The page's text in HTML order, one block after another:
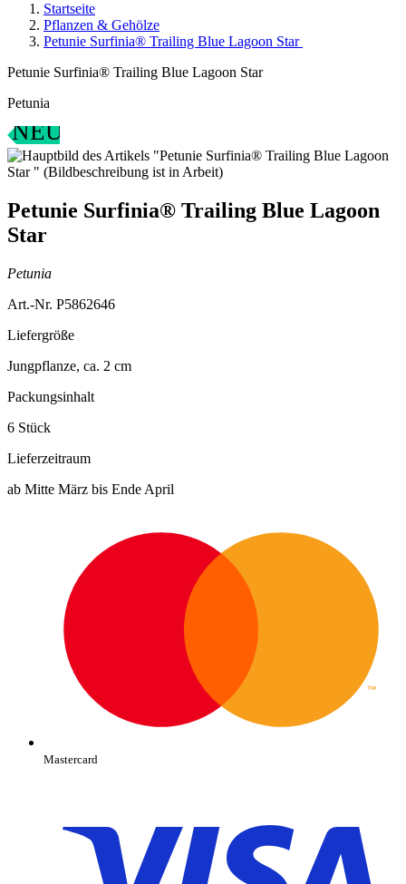
Startseite
Pflanzen & Gehölze
Petunie Surfinia® Trailing Blue Lagoon Star
Petunie Surfinia® Trailing Blue Lagoon Star
Petunia
NEU
Petunie Surfinia® Trailing Blue Lagoon
Star
Petunia
Art.-Nr. P5862646
Liefergröße
Jungpflanze, ca. 2 cm
Packungsinhalt
6 Stück
Lieferzeitraum
ab Mitte März bis Ende April
Mastercard